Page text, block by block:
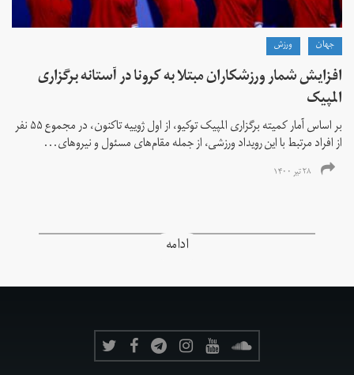
جهان ورزش
افزایش شمار ورزشکاران مبتلا به کرونا در آستانه برگزاری
المپیک
بر اساس آمار کمیته برگزاری المپیک توکیو، از اول ژوییه تاکنون، در مجموع ۵۵ نفر
از افراد مرتبط با این رویداد ورزشی، از جمله مقام‌های مسئول و نیروهای...
۲۸ تیر ۱۴۰۰
ادامه